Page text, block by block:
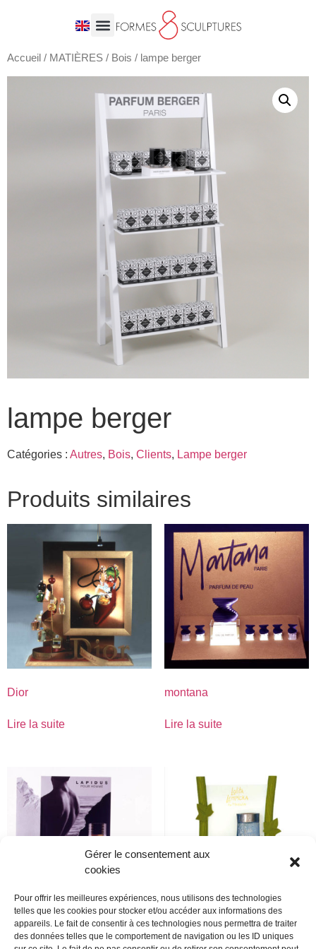
Gérer le consentement aux
cookies
Pour offrir les meilleures expériences, nous utilisons des technologies
telles que les cookies pour stocker et/ou accéder aux informations des
appareils. Le fait de consentir à ces technologies nous permettra de traiter
des données telles que le comportement de navigation ou les ID uniques
Accueil / MATIÈRES / Bois / lampe berger
lampe berger
Catégories : Autres, Bois, Clients, Lampe berger
Produits similaires
Dior
Lire la suite
montana
Lire la suite
lapidus lolita lempcika